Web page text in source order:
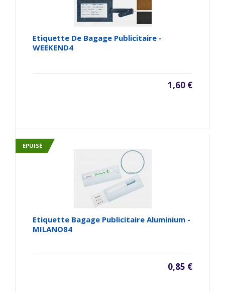
Etiquette De Bagage Publicitaire -
WEEKEND4
1,60 €
EPUISÉ
Etiquette Bagage Publicitaire Aluminium -
MILANO84
0,85 €